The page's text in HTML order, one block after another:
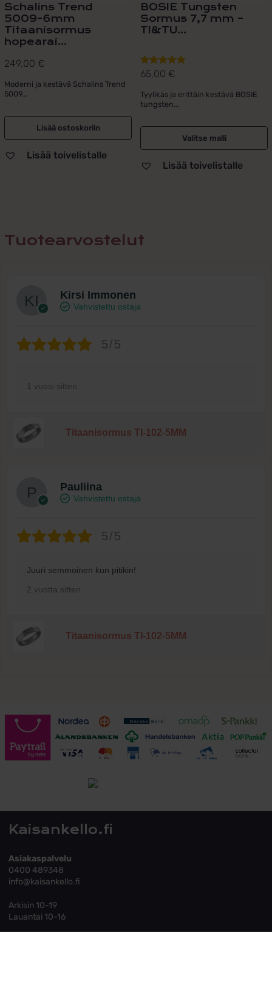
Schalins Trend
5009-6mm
Titaanisormus
hopearai...
249,00 €
Moderni ja kestävä Schalins Trend
5009...
Lisää ostoskoriin
Lisää toivelistalle
BOSIE Tungsten
Sormus 7,7 mm –
TI&TU...
Arvostelu
5.00/ 5
65,00 €
Tyylikäs ja erittäin kestävä BOSIE
tungsten...
Valitse malli
Lisää toivelistalle
Tuotearvostelut
Kirsi Immonen
Vahvistettu ostaja
5/5
1 vuosi sitten
Titaanisormus TI-102-5MM
Pauliina
Vahvistettu ostaja
5/5
Juuri semmoinen kun pitikin!
2 vuotta sitten
Titaanisormus TI-102-5MM
Toimitusehdot
Kaisankello.fi
Asiakaspalvelu
0400 489348
info@kaisankello.fi
Arkisin 10-19
Lauantai 10-16